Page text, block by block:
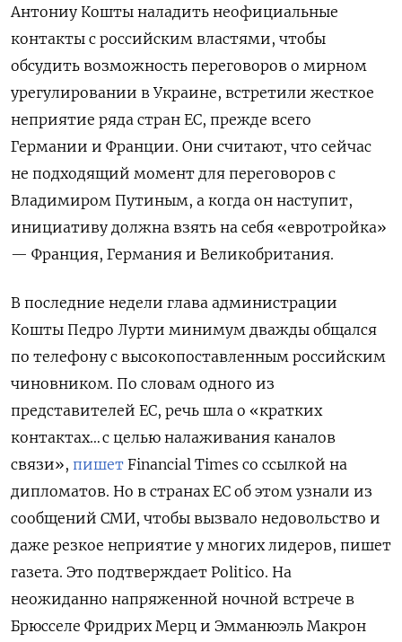
Антониу Кошты наладить неофициальные
контакты с российским властями, чтобы
обсудить возможность переговоров о мирном
урегулировании в Украине, встретили жесткое
неприятие ряда стран ЕС, прежде всего
Германии и Франции. Они считают, что сейчас
не подходящий момент для переговоров с
Владимиром Путиным, а когда он наступит,
инициативу должна взять на себя «евротройка»
— Франция, Германия и Великобритания.
В последние недели глава администрации
Кошты Педро Лурти минимум дважды общался
по телефону с высокопоставленным российским
чиновником. По словам одного из
представителей ЕС, речь шла о «кратких
контактах… с целью налаживания каналов
связи», пишет Financial Times со ссылкой на
дипломатов. Но в странах ЕС об этом узнали из
сообщений СМИ, чтобы вызвало недовольство и
даже резкое неприятие у многих лидеров, пишет
газета. Это подтверждает Politico. На
неожиданно напряженной ночной встрече в
Брюсселе Фридрих Мерц и Эмманюэль Макрон